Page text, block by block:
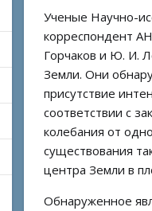
Ученые Научно-
корреспондент
Горчаков и Ю. И.
Земли. Они
присутствие
соответствии с
колебания от
существования
центра Земли в
Обнаруженное